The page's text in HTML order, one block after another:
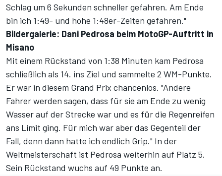
Schlag um 6 Sekunden schneller gefahren. Am Ende
bin ich 1:49- und hohe 1:48er-Zeiten gefahren."
Bildergalerie: Dani Pedrosa beim MotoGP-Auftritt in
Misano
Mit einem Rückstand von 1:38 Minuten kam Pedrosa
schließlich als 14. ins Ziel und sammelte 2 WM-Punkte.
Er war in diesem Grand Prix chancenlos. "Andere
Fahrer werden sagen, dass für sie am Ende zu wenig
Wasser auf der Strecke war und es für die Regenreifen
ans Limit ging. Für mich war aber das Gegenteil der
Fall, denn dann hatte ich endlich Grip." In der
Weltmeisterschaft ist Pedrosa weiterhin auf Platz 5.
Sein Rückstand wuchs auf 49 Punkte an.